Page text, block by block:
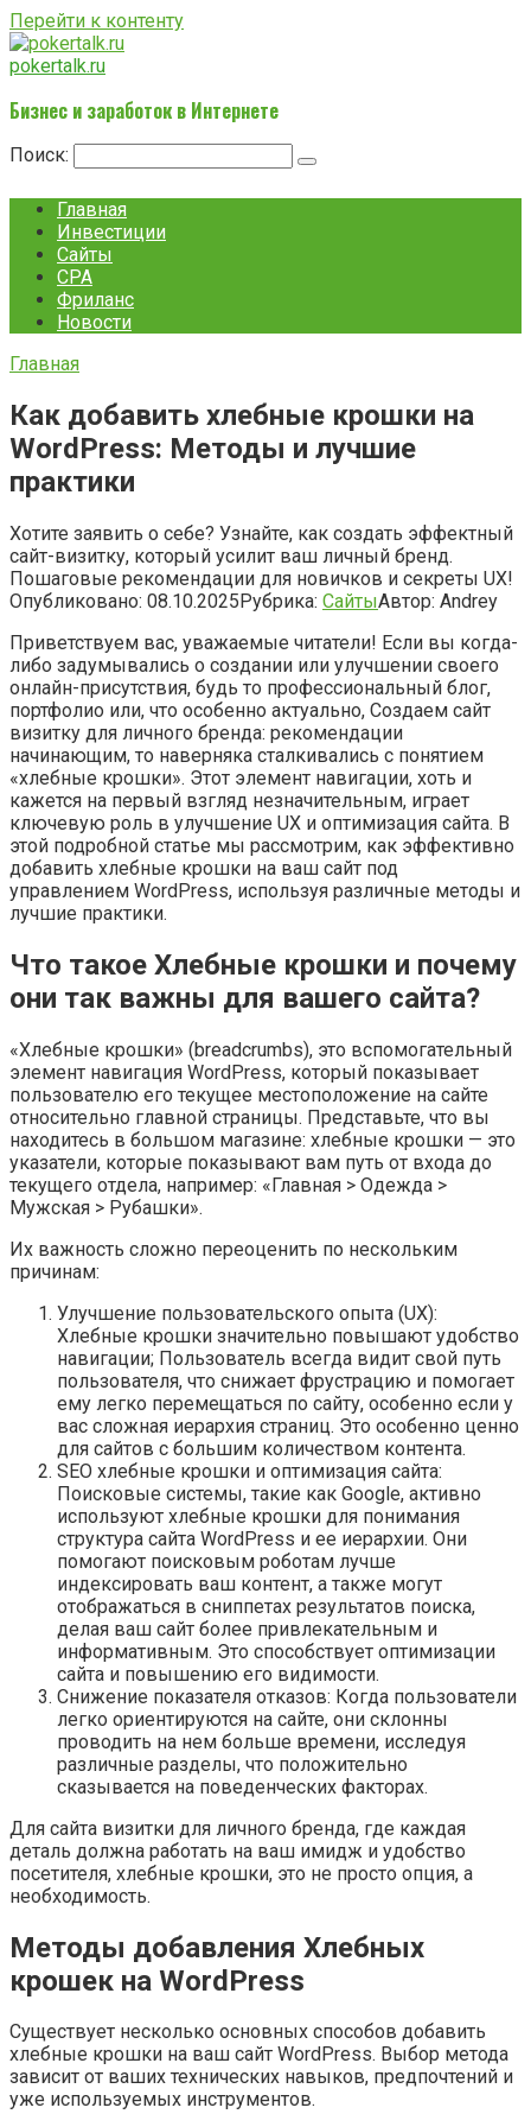
Перейти к контенту
pokertalk.ru
Бизнес и заработок в Интернете
Поиск:
Главная
Инвестиции
Сайты
CPA
Фриланс
Новости
Главная
Как добавить хлебные крошки на
WordPress: Методы и лучшие
практики
Хотите заявить о себе? Узнайте, как создать эффектный
сайт-визитку, который усилит ваш личный бренд.
Пошаговые рекомендации для новичков и секреты UX!
Опубликовано: 08.10.2025Рубрика: СайтыАвтор: Andrey
Приветствуем вас, уважаемые читатели! Если вы когда-
либо задумывались о создании или улучшении своего
онлайн-присутствия, будь то профессиональный блог,
портфолио или, что особенно актуально, Создаем сайт
визитку для личного бренда: рекомендации
начинающим, то наверняка сталкивались с понятием
«хлебные крошки». Этот элемент навигации, хоть и
кажется на первый взгляд незначительным, играет
ключевую роль в улучшение UX и оптимизация сайта. В
этой подробной статье мы рассмотрим, как эффективно
добавить хлебные крошки на ваш сайт под
управлением WordPress, используя различные методы и
лучшие практики.
Что такое Хлебные крошки и почему
они так важны для вашего сайта?
«Хлебные крошки» (breadcrumbs), это вспомогательный
элемент навигация WordPress, который показывает
пользователю его текущее местоположение на сайте
относительно главной страницы. Представьте, что вы
находитесь в большом магазине: хлебные крошки — это
указатели, которые показывают вам путь от входа до
текущего отдела, например: «Главная > Одежда >
Мужская > Рубашки».
Их важность сложно переоценить по нескольким
причинам:
Улучшение пользовательского опыта (UX):
Хлебные крошки значительно повышают удобство
навигации; Пользователь всегда видит свой путь
пользователя, что снижает фрустрацию и помогает
ему легко перемещаться по сайту, особенно если у
вас сложная иерархия страниц. Это особенно ценно
для сайтов с большим количеством контента.
SEO хлебные крошки и оптимизация сайта:
Поисковые системы, такие как Google, активно
используют хлебные крошки для понимания
структура сайта WordPress и ее иерархии. Они
помогают поисковым роботам лучше
индексировать ваш контент, а также могут
отображаться в сниппетах результатов поиска,
делая ваш сайт более привлекательным и
информативным. Это способствует оптимизации
сайта и повышению его видимости.
Снижение показателя отказов: Когда пользователи
легко ориентируются на сайте, они склонны
проводить на нем больше времени, исследуя
различные разделы, что положительно
сказывается на поведенческих факторах.
Для сайта визитки для личного бренда, где каждая
деталь должна работать на ваш имидж и удобство
посетителя, хлебные крошки, это не просто опция, а
необходимость.
Методы добавления Хлебных
крошек на WordPress
Существует несколько основных способов добавить
хлебные крошки на ваш сайт WordPress. Выбор метода
зависит от ваших технических навыков, предпочтений и
уже используемых инструментов.